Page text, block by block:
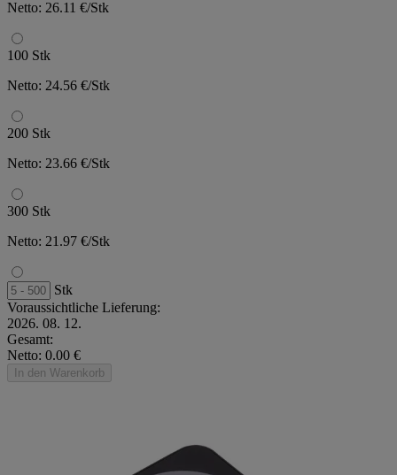
Netto: 26.11 €/Stk
100 Stk
Netto: 24.56 €/Stk
200 Stk
Netto: 23.66 €/Stk
300 Stk
Netto: 21.97 €/Stk
Stk
Voraussichtliche Lieferung:
2026. 08. 12.
Gesamt:
Netto: 0.00 €
In den Warenkorb